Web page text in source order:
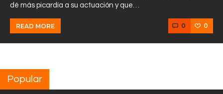
Noticias
Equipo
Sobre Nosotros
dé más picardía a su actuación y que…
READ MORE 0 0
Popular